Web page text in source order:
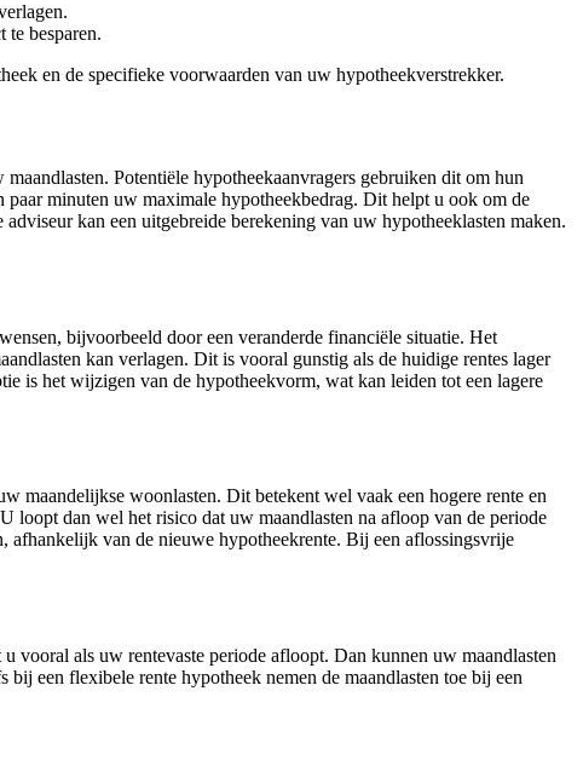
te besparen.
en de specifieke voorwaarden van uw hypotheekverstrekker.
Potentiële hypotheekaanvragers gebruiken dit om hun
minuten uw maximale hypotheekbedrag. Dit helpt u ook om de
kan een uitgebreide berekening van uw hypotheeklasten maken.
bijvoorbeeld door een veranderde financiële situatie. Het
kan verlagen. Dit is vooral gunstig als de huidige rentes lager
is het wijzigen van de hypotheekvorm, wat kan leiden tot een lagere
maandelijkse woonlasten. Dit betekent wel vaak een hogere rente en
loopt dan wel het risico dat uw maandlasten na afloop van de periode
afhankelijk van de nieuwe hypotheekrente. Bij een aflossingsvrije
vooral als uw rentevaste periode afloopt. Dan kunnen uw maandlasten
een flexibele rente hypotheek nemen de maandlasten toe bij een